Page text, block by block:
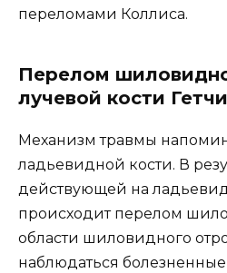
переломами Коллиса.
Перелом
лучевой кости
Механизм травмы
ладьевидной кости. В
действующей на
происходит перелом
области шиловидного
наблюдаться